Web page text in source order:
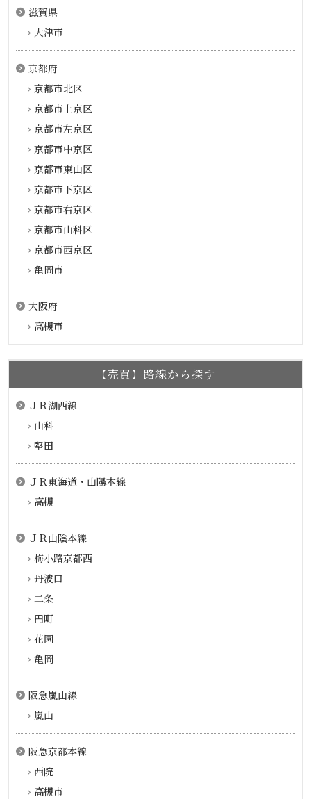
滋賀県
大津市
京都府
京都市北区
京都市上京区
京都市左京区
京都市中京区
京都市東山区
京都市下京区
京都市右京区
京都市山科区
京都市西京区
亀岡市
大阪府
高槻市
【売買】路線から探す
ＪＲ湖西線
山科
堅田
ＪＲ東海道・山陽本線
高槻
ＪＲ山陰本線
梅小路京都西
丹波口
二条
円町
花園
亀岡
阪急嵐山線
嵐山
阪急京都本線
西院
高槻市